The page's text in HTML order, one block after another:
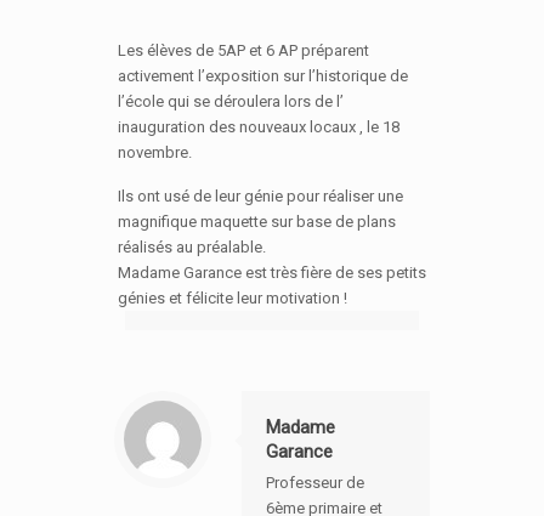
Les élèves de 5AP et 6 AP préparent
activement l’exposition sur l’historique de
l’école qui se déroulera lors de l’
inauguration des nouveaux locaux , le 18
novembre.
Ils ont usé de leur génie pour réaliser une
magnifique maquette sur base de plans
réalisés au préalable.
Madame Garance est très fière de ses petits
génies et félicite leur motivation !
Madame
Garance
Professeur de
6ème primaire et